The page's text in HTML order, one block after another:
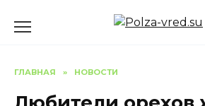
ГЛАВНАЯ » НОВОСТИ